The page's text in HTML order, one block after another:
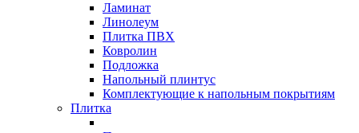
Ламинат
Линолеум
Плитка ПВХ
Ковролин
Подложка
Напольный плинтус
Комплектующие к напольным покрытиям
Плитка